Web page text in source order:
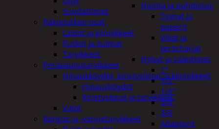
Hionta ja puhdistus
Tyynyt ja
paperit
Viilat ja
teräsharjat
Hylsyt ja vääntimet
1"
1/2"
1/4"
3/4"
3/8
Adapterit
Suodattimet
Pakoputken osat
Laipat ja kiinnikkeet
Putket ja kulmat
Tarvikkeet
Perävaunutarvikkeet
Hinausköydet, kiristysliinat ja kiinnikkeet
Hinausköydet
Kiristysliinat ja tarvikkeet
Valot
Rengas ja -vannetarvikkeet